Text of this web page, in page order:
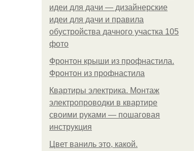
идеи для дачи — дизайнерские
идеи для дачи и правила
обустройства дачного участка 105
фото
Фронтон крыши из профнастила.
Фронтон из профнастила
Квартиры электрика. Монтаж
электропроводки в квартире
своими руками — пошаговая
инструкция
Цвет ваниль это, какой.